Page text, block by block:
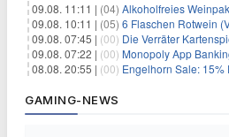
09.08. 11:11 | (04) Alkoholfreies Weinpaket mit 47%
09.08. 10:11 | (05) 6 Flaschen Rotwein (Vinos Tinto
09.08. 07:45 | (00) Die Verräter
09.08. 07:22 | (00) Monopoly App Banking
08.08. 20:55 | (00) Engelhorn Sale: 15% Extra-
GAMING-NEWS